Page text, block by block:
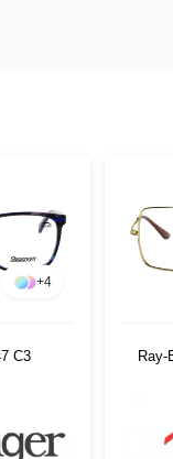
+4
C3 Ray-